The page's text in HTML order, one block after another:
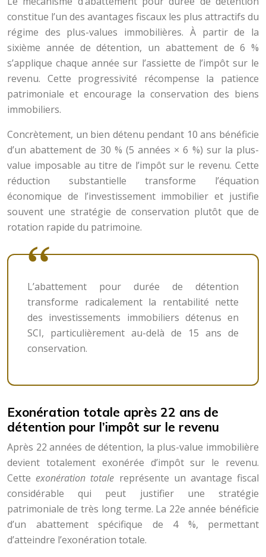
constitue l’un des avantages fiscaux les plus attractifs du
régime des plus-values immobilières. À partir de la
sixième année de détention, un abattement de 6 %
s’applique chaque année sur l’assiette de l’impôt sur le
revenu. Cette progressivité récompense la patience
patrimoniale et encourage la conservation des biens
immobiliers.
Concrètement, un bien détenu pendant 10 ans bénéficie
d’un abattement de 30 % (5 années × 6 %) sur la plus-
value imposable au titre de l’impôt sur le revenu. Cette
réduction substantielle transforme l’équation
économique de l’investissement immobilier et justifie
souvent une stratégie de conservation plutôt que de
rotation rapide du patrimoine.
L’abattement pour durée de détention
transforme radicalement la rentabilité nette
des investissements immobiliers détenus en
SCI, particulièrement au-delà de 15 ans de
conservation.
Exonération totale après 22 ans de
détention pour l’impôt sur le revenu
Après 22 années de détention, la plus-value immobilière
devient totalement exonérée d’impôt sur le revenu.
Cetteexonération totale représente un avantage fiscal
considérable qui peut justifier une stratégie
patrimoniale de très long terme. La 22e année bénéficie
d’un abattement spécifique de 4 %, permettant
d’atteindre l’exonération totale.